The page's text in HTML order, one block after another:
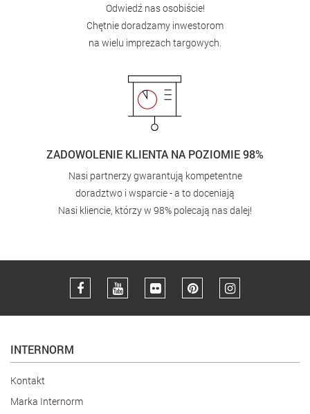
Odwiedź nas osobiście!
Chętnie doradzamy inwestorom
na wielu imprezach targowych.
ZADOWOLENIE KLIENTA NA POZIOMIE 98%
Nasi partnerzy gwarantują kompetentne
doradztwo i wsparcie - a to doceniają
Nasi kliencie, którzy w 98% polecają nas dalej!
INTERNORM
Kontakt
Marka Internorm